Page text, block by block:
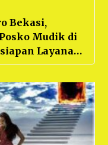
Bekasi,
Mudik di
Layanan